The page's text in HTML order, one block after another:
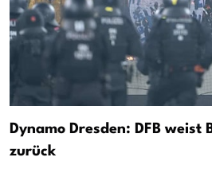
Dynamo Dresden: DFB
zurück